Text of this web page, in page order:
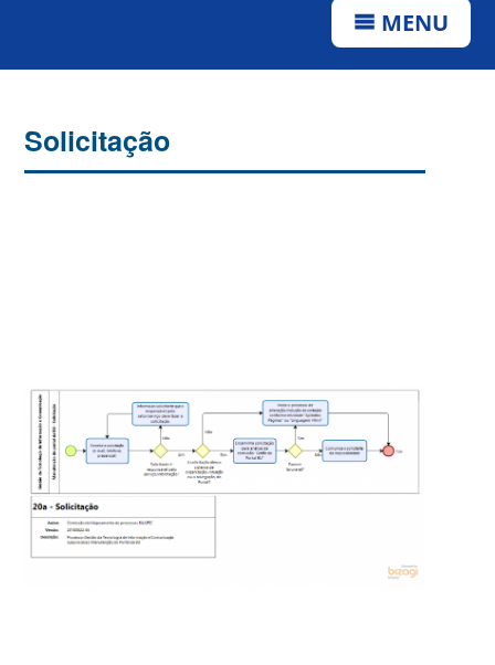
MENU
Solicitação